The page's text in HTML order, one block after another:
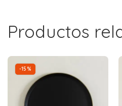
Productos
-15%